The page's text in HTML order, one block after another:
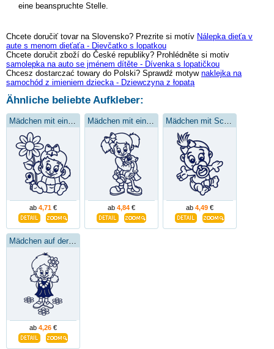
eine beanspruchte Stelle.
Chcete doručiť tovar na Slovensko? Prezrite si motív Nálepka dieťa v
aute s menom dieťaťa - Dievčatko s lopatkou
Chcete doručit zboží do České republiky? Prohlédněte si motiv
samolepka na auto se jménem dítěte - Dívenka s lopatičkou
Chcesz dostarczać towary do Polski? Sprawdź motyw naklejka na
samochód z imieniem dziecka - Dziewczyna z łopatą
Ähnliche beliebte Aufkleber:
ab 4,71 € ab 4,84 € ab 4,49 €
ab 4,26 €